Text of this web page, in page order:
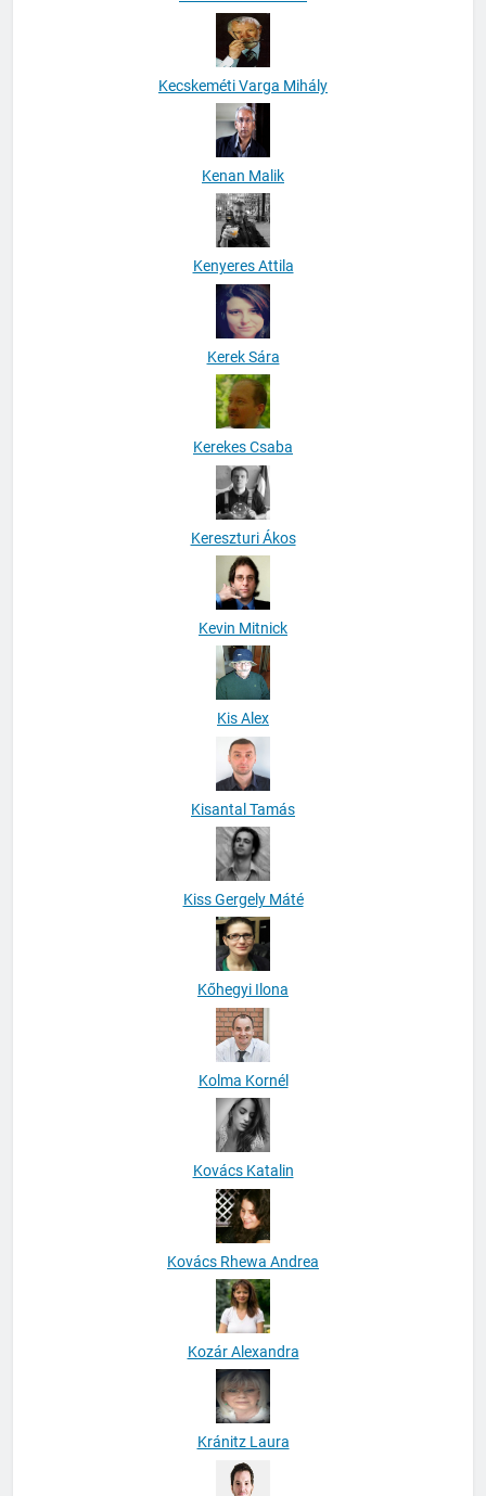
Kecskeméti Varga Mihály
Kenan Malik
Kenyeres Attila
Kerek Sára
Kerekes Csaba
Kereszturi Ákos
Kevin Mitnick
Kis Alex
Kisantal Tamás
Kiss Gergely Máté
Kőhegyi Ilona
Kolma Kornél
Kovács Katalin
Kovács Rhewa Andrea
Kozár Alexandra
Kránitz Laura